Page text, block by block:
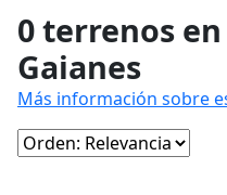
0 terrenos
Gaianes
Más información sobre